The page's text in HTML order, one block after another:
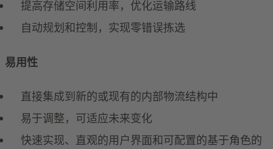
提高存储空间利用率，优化运输路线
自动规划和控制，实现零错误拣选
易用性
直接集成到新的或现有的内部物流结构中
易于调整，可适应未来变化
快速实现、直观的用户界面和可配置的基于角色的